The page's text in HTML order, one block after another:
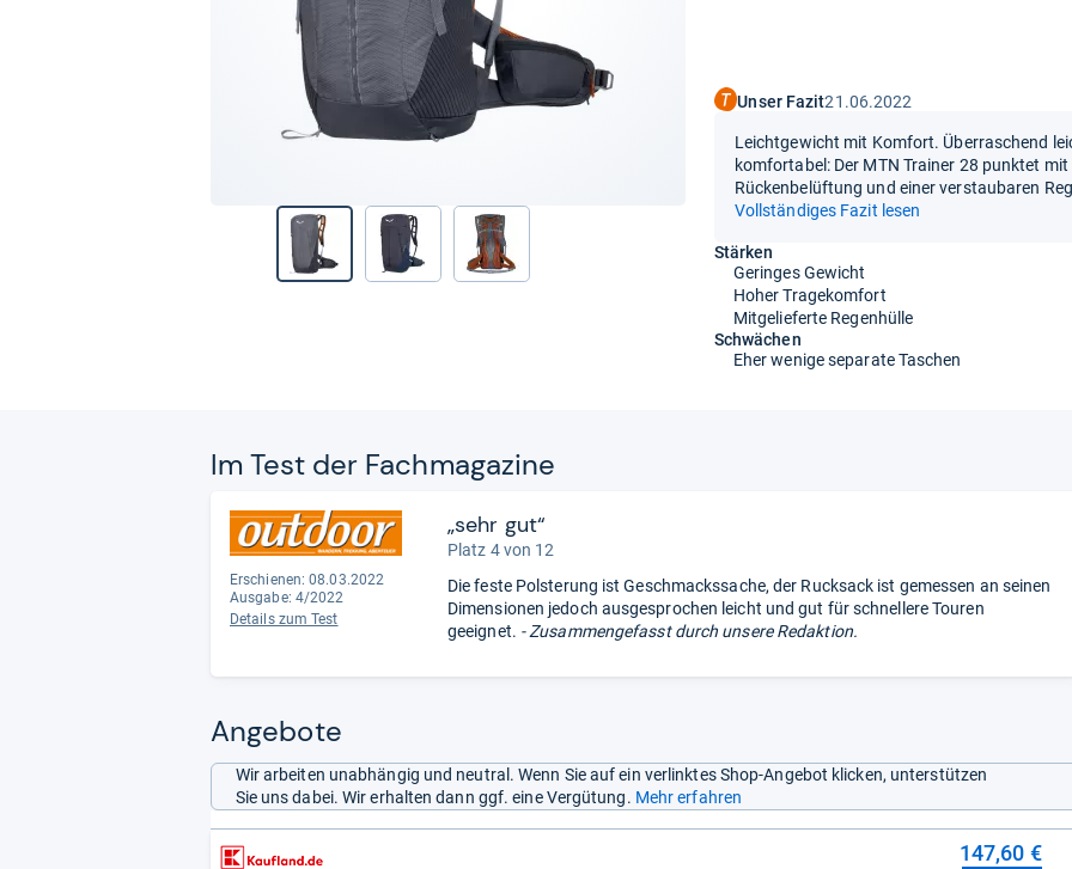
Unser Fazit21.06.2022
Leichtgewicht mit Komfort. Überraschend
komfortabel: Der MTN Trainer 28 punktet
Rückenbelüftung und einer verstaubaren
Vollständiges Fazit lesen
Stärken
Geringes Gewicht
Hoher Tragekomfort
Mitgelieferte Regenhülle
Schwächen
Eher wenige separate Taschen
Im Test der Fach­ma­ga­zine
Erschienen: 08.03.2022
Ausgabe: 4/2022
Details zum Test
„sehr gut“
Platz 4 von 12
Die feste Polsterung ist Geschmackssache, der Rucksack ist gemessen an seinen
Dimensionen jedoch ausgesprochen leicht und gut für schnellere Touren
geeignet. - Zusammengefasst durch unsere Redaktion.
Angebote
Wir arbeiten unabhängig und neutral. Wenn Sie auf ein verlinktes Shop-Angebot klicken, unterstützen
Sie uns dabei. Wir erhalten dann ggf. eine Vergütung. Mehr erfahren
147,60 €